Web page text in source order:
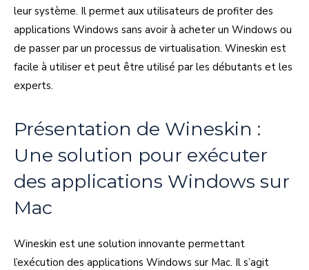
leur système. Il permet aux utilisateurs de profiter des
applications Windows sans avoir à acheter un Windows ou
de passer par un processus de virtualisation. Wineskin est
facile à utiliser et peut être utilisé par les débutants et les
experts.
Présentation de Wineskin :
Une solution pour exécuter
des applications Windows sur
Mac
Wineskin est une solution innovante permettant
l’exécution des applications Windows sur Mac. Il s’agit